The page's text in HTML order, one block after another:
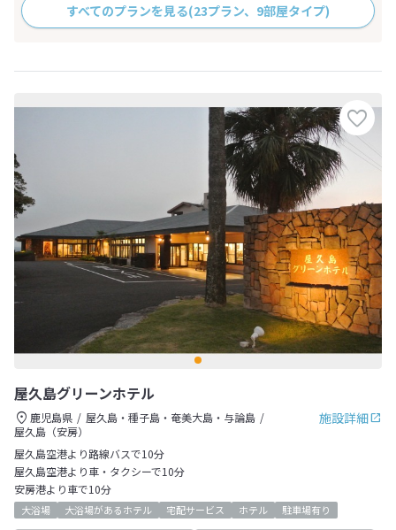
すべてのプランを見る(23プラン、9部屋タイプ)
屋久島グリーンホテル
施設詳細
鹿児島県
屋久島・種子島・奄美大島・与論島
屋久島（安房）
屋久島空港より路線バスで10分
屋久島空港より車・タクシーで10分
安房港より車で10分
大浴場 大浴場があるホテル 宅配サービス ホテル 駐車場有り